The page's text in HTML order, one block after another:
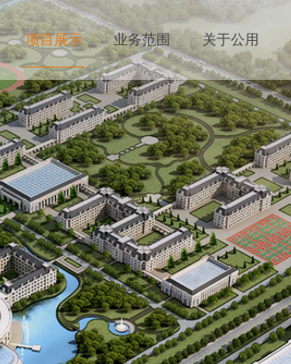
项目展示 业务范围 关于公用